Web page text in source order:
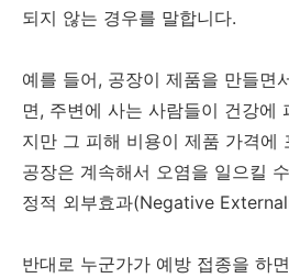
되지 않는 경우를 말합니다.
예를 들어, 공장이 제품을 만들면
면, 주변에 사는 사람들이 건강에
지만 그 피해 비용이 제품 가격에
공장은 계속해서 오염을 일으킬
정적 외부효과(Negative
반대로 누군가가 예방 접종을 하